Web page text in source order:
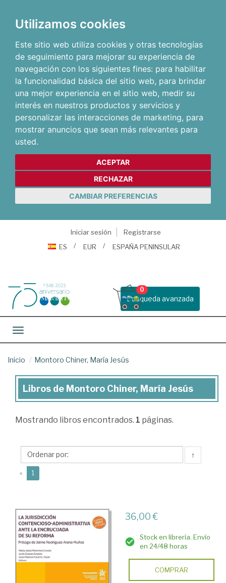
Utilizamos cookies
Este sitio web utiliza cookies y otras tecnologías
de seguimiento para mejorar su experiencia de
navegación con los siguientes fines: para habilitar
la funcionalidad básica del sitio web, para brindar
una mejor experiencia en el sitio web, medir su
interés en nuestros productos y servicios y
personalizar las interacciones de marketing, para
mostrar anuncios que sean más relevantes para
usted.
ACEPTAR
RECHAZAR
CAMBIAR PREFERENCIAS
Iniciar sesión
Registrarse
ES
EUR ESPAÑA PENINSULAR
Busqueda avanzada
0
Toggle navigation
Inicio Montoro Chiner, María Jesús
Libros
Montoro
María
Jesús
Libros de Montoro Chiner, María Jesús
Mostrando libros encontrados. 1 páginas.
↑
« 1
36,00 €
Stock en librería. Envío
en 24/48 horas
COMPRAR